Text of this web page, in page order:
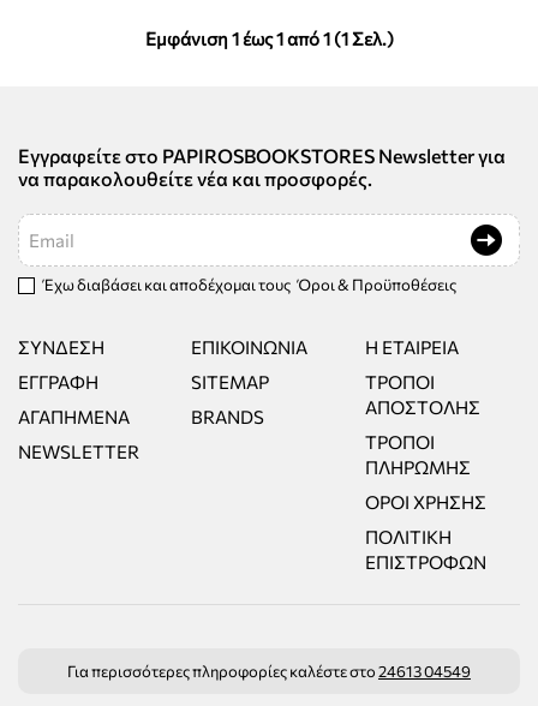
Εμφάνιση 1 έως 1 από 1 (1 Σελ.)
Εγγραφείτε στο PAPIROSBOOKSTORES Newsletter για
να παρακολουθείτε νέα και προσφορές.
Email
Έχω διαβάσει και αποδέχομαι τους Όροι & Προϋποθέσεις
ΣΎΝΔΕΣΗ
ΕΓΓΡΑΦΉ
ΑΓΑΠΗΜΈΝΑ
NEWSLETTER
ΕΠΙΚΟΙΝΩΝΊΑ
SITEMAP
BRANDS
Η ΕΤΑΙΡΕΊΑ
ΤΡΌΠΟΙ
ΑΠΟΣΤΟΛΉΣ
ΤΡΌΠΟΙ
ΠΛΗΡΩΜΉΣ
ΌΡΟΙ ΧΡΉΣΗΣ
ΠΟΛΙΤΙΚΉ
ΕΠΙΣΤΡΟΦΏΝ
Για περισσότερες πληροφορίες καλέστε στο24613 04549